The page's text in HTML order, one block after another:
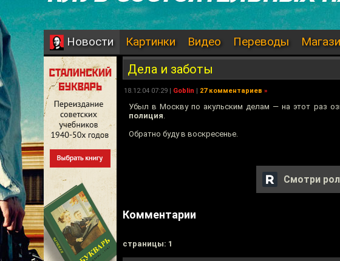
Новости Картинки Видео Переводы
Дела и заботы
18.12.04 07:29 | Goblin | 27 комментариев »
Убыл в Москву по акульским делам — на этот раз
полиция.
Обратно буду в воскресенье.
Смотри
Комментарии
cтраницы: 1